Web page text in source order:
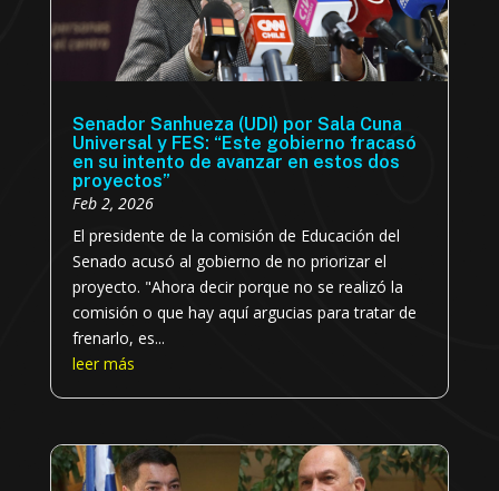
Senador Sanhueza (UDI) por Sala Cuna
Universal y FES: “Este gobierno fracasó
en su intento de avanzar en estos dos
proyectos”
Feb 2, 2026
El presidente de la comisión de Educación del
Senado acusó al gobierno de no priorizar el
proyecto. "Ahora decir porque no se realizó la
comisión o que hay aquí argucias para tratar de
frenarlo, es...
leer más